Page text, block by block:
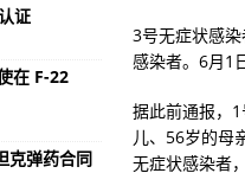
部和东部海区的海雾过程较为频发
录 第98958次放电背后的“聚变能源梦
：曾闯村民家中，有幼象不慎落水
造成1人死亡16人受伤 救灾抢险正在
3号无症状感
感染者。6月1
据此前通报，
儿、56岁的母
无症状感染者
证
在 F-22
克弹药合同